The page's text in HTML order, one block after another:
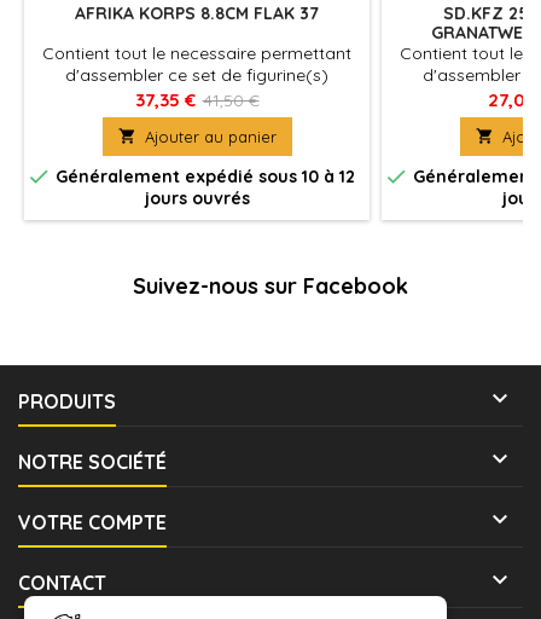
AFRIKA KORPS 8.8CM FLAK 37
Contient tout le necessaire permettant
d'assembler ce set de figurine(s)
véhicules pour le jeu Bolt Action, produit
fournies avec leurs socles. Figurine(s)
Véhicule(s) à peindre et à assembler
37,35 € 41,50 €
 Ajouter au panier
 Généralement expédié sous 10 à 12
jours ouvrés
SD.KFZ
Contient tout le
d'assembler
véhicules pour
fournies avec
Véhicule(s) à
27,00

 Généralement
Suivez-nous sur Facebook
PRODUITS 
NOTRE SOCIÉTÉ 
VOTRE COMPTE 
CONTACT 